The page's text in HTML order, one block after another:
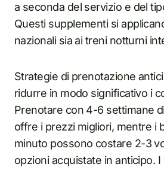
a seconda del servizio e del
Questi supplementi si
nazionali sia ai treni notturni
Strategie di prenotazione
ridurre in modo significativo i
Prenotare con 4-6 settimane
offre i prezzi migliori, mentre i
minuto possono costare 2-3
opzioni acquistate in anticipo.